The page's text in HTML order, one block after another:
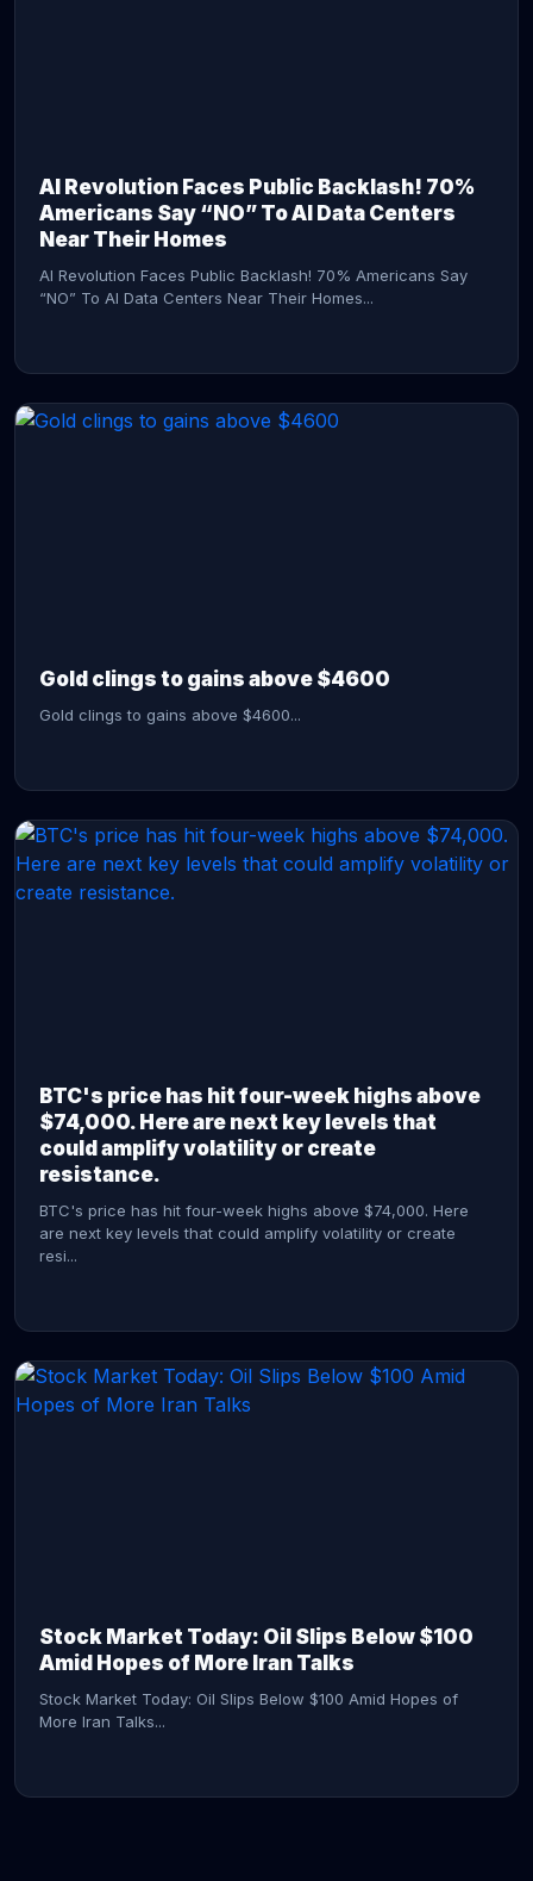
AI Revolution Faces Public Backlash! 70%
Americans Say “NO” To AI Data Centers
Near Their Homes
AI Revolution Faces Public Backlash! 70% Americans Say
“NO” To AI Data Centers Near Their Homes...
Gold clings to gains above $4600
Gold clings to gains above $4600...
BTC's price has hit four-week highs above
$74,000. Here are next key levels that
could amplify volatility or create
resistance.
BTC's price has hit four-week highs above $74,000. Here
are next key levels that could amplify volatility or create
resi...
Stock Market Today: Oil Slips Below $100
Amid Hopes of More Iran Talks
Stock Market Today: Oil Slips Below $100 Amid Hopes of
More Iran Talks...